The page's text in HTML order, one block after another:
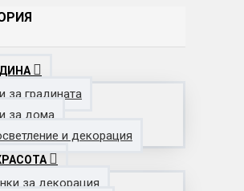
за градината
за дома
и декорация
за декорация